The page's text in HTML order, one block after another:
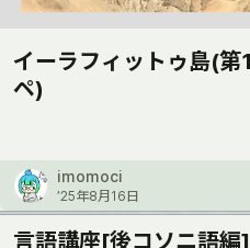
イーラフィットゥ島(第
ペ)
imomoci
’25年8月16日
言語講座[後コソニ語編